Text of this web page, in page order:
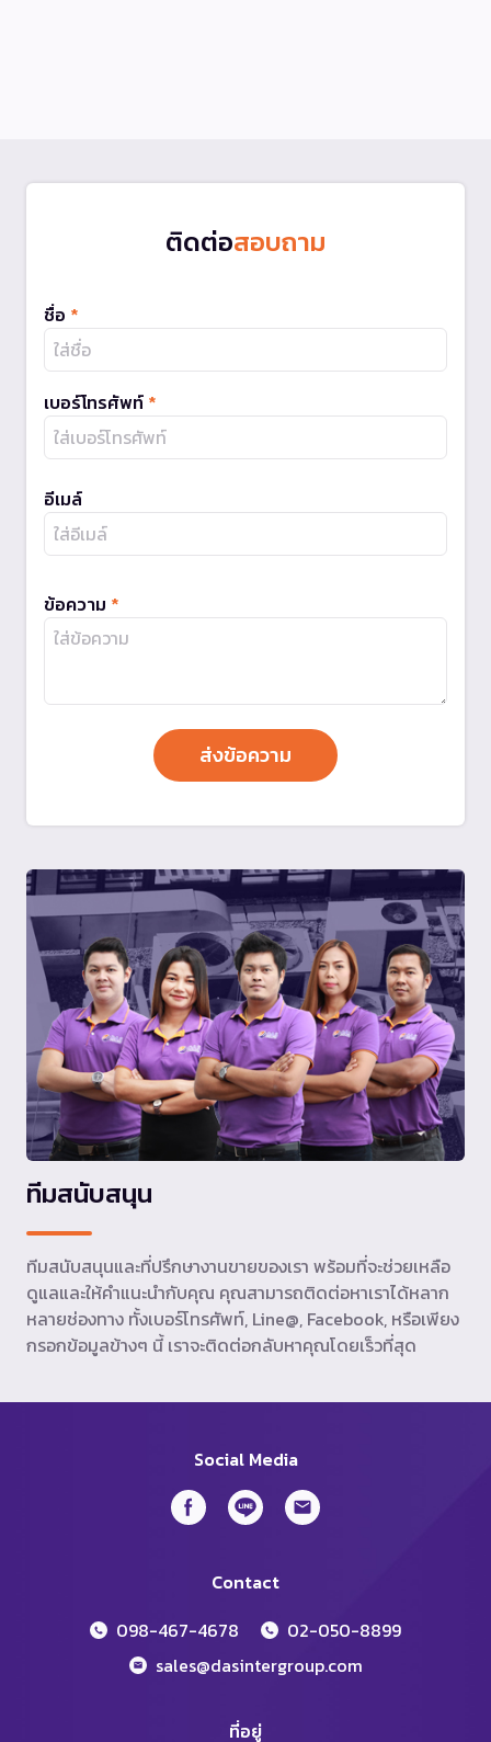
ติดต่อสอบถาม
ชื่อ *
เบอร์โทรศัพท์ *
อีเมล์
ข้อความ *
ทีมสนับสนุน
ทีมสนับสนุนและที่ปรึกษางานขายของเรา พร้อมที่จะช่วยเหลือ
ดูแลและให้คำแนะนำกับคุณ คุณสามารถติดต่อหาเราได้หลาก
หลายช่องทาง ทั้งเบอร์โทรศัพท์, Line@, Facebook, หรือเพียง
กรอกข้อมูลข้างๆ นี้ เราจะติดต่อกลับหาคุณโดยเร็วที่สุด
Social Media
Contact
098-467-4678
02-050-8899
sales@dasintergroup.com
ที่อยู่